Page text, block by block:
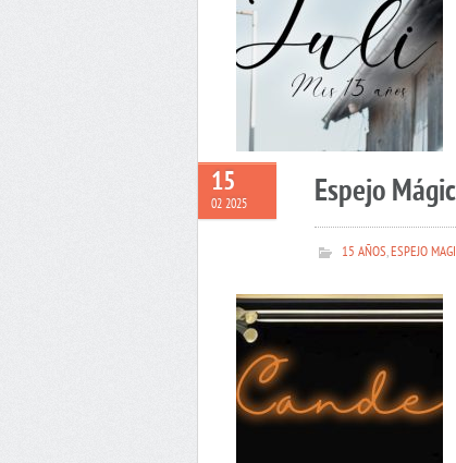
15
02 2025 Espejo
15 AÑOS,ESPEJO